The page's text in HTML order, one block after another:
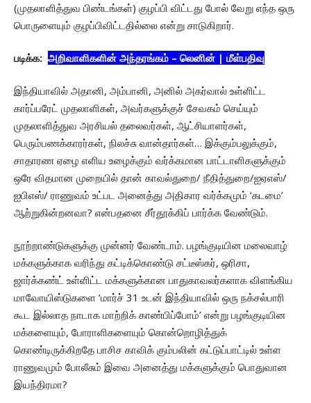
(முதலாளித்துவ பிண்டங்கள்) குழப்பி விட்டது போல் வேறு எந்த ஒரு
பொருளையும் குழப்பிவிட்டதில்லை என்று சாடுகிறார்.
படிக்க: அறிவாளிகளின் அந்தரங்கம் – லெனின் | மீள்பதிவு
இந்தியாவில் அதானி, அம்பானி, அனில் அகர்வால் உள்ளிட்ட
கார்ப்பரேட் முதலாளிகள், அவர்களுக்குச் சேவகம் செய்யும்
முதலாளித்துவ அரசியல் தலைவர்கள், ஆட்சியாளர்கள்,
பெரும்பணக்காரர்கள், நிலச்சு வான்தார்கள்… இக்கும்பலுக்கும்,
சாதாரண ஏழை எளிய உழைக்கும் வர்க்கமான பாட்டாளிகளுக்கும்
ஒரே விதமான முறையில் தான் காவல்துறை/ நீதித்துறை/ஐஏஎஸ்/
ஐபிஎஸ்/ ராணுவம் உட்பட அனைத்து அதிகார வர்க்கமும் ‘கடமை’
ஆற்றுகின்றனவா? என்பதனை சீர்தூக்கிப் பார்க்க வேண்டும்.
நூற்றாண்டுகளுக்கு முன்னர் வேண்டாம். பழங்குடியின மலைவாழ்
மக்களுக்காக வரிந்து கட்டிக்கொண்டு சட்டீஸ்கர், ஒரிசா,
ஜார்க்கண்ட் உள்ளிட்ட மக்களுக்கான பாதுகாவலர்களாக விளங்கிய
மாவோயிஸ்டுகளை ‘மார்ச் 31 உடன் இந்தியாவில் ஒரு நக்சல்பாரி
கூட இல்லாத நாடாக மாற்றிக் காண்பிப்போம்’ என்று பழங்குடியின
மக்களையும், போராளிகளையும் கொன்றொழித்துக்
கொண்டிருக்கிறதே பாசிச காவிக் கும்பலின் கட்டுப்பாட்டில் உள்ள
ராணுவமும் போலீசும் இவை அனைத்து மக்களுக்கும் பொதுவான
இயந்திரமா?